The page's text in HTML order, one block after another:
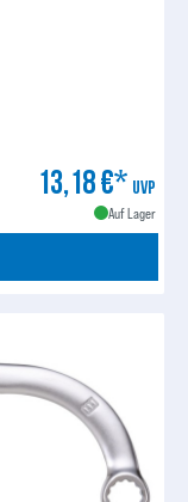
13,18 €* UVP
Auf Lager